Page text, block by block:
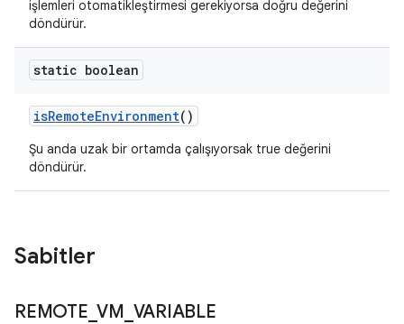
işlemleri otomatikleştirmesi gerekiyorsa doğru değerini
döndürür.
static boolean
isRemoteEnvironment()
Şu anda uzak bir ortamda çalışıyorsak true değerini
döndürür.
Sabitler
REMOTE _VM VARIABLE